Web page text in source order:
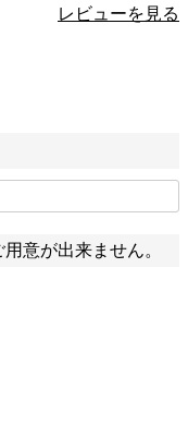
レビューを見る
意が出来ません。